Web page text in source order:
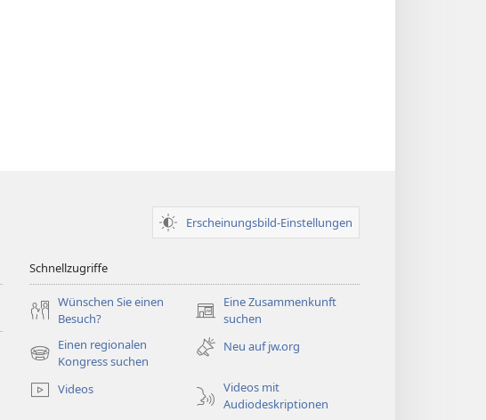
Erscheinungsbild-Einstellungen
Schnellzugriffe
Wünschen Sie einen
Besuch?
Eine Zusammenkunft
suchen
(öffnet
neues
Fenster)
Einen regionalen
Kongress suchen
(öffnet
Fenster)
Neu auf jw.org
Videos
Videos mit
Audiodeskriptionen